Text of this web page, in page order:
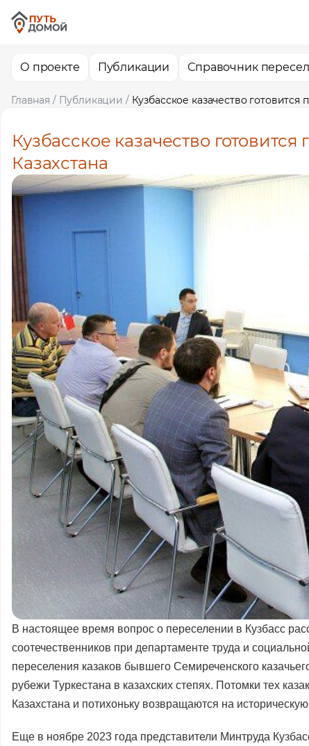
О проекте Публикации Справочник
Главная / Публикации / Кузбасское казачество
Кузбасское казачество
Казахстана
В настоящее время вопрос о переселении в Кузбасс
соотечественников при департаменте труда и
переселения казаков бывшего Семиреченского
рубежи Туркестана в казахских степях. Потомки тех
Казахстана и потихоньку возвращаются на
Еще в ноябре 2023 года представители Минтруда